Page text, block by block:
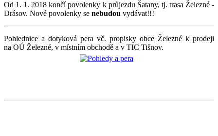
Od 1. 1. 2018 končí povolenky k průjezdu Šatany, tj. trasa Železné -
Drásov. Nové povolenky se nebudou vydávat!!!
Pohlednice a dotyková pera vč. propisky obce Železné k prodeji
na OÚ Železné, v místním obchodě a v TIC Tišnov.